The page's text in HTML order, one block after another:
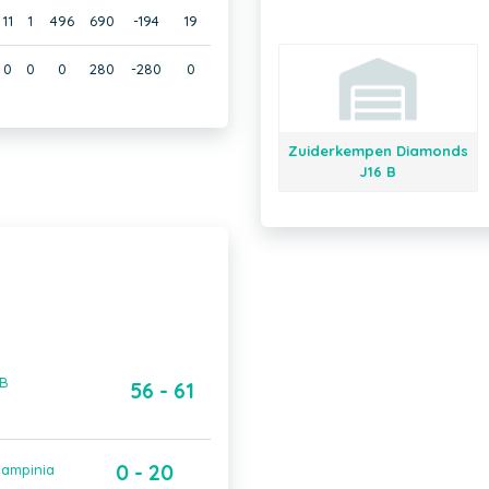
11 1 496 690 -194 19
0 0 0 280 -280 0
Zuiderkempen Diamonds
J16 B
56 - 61
0 - 20